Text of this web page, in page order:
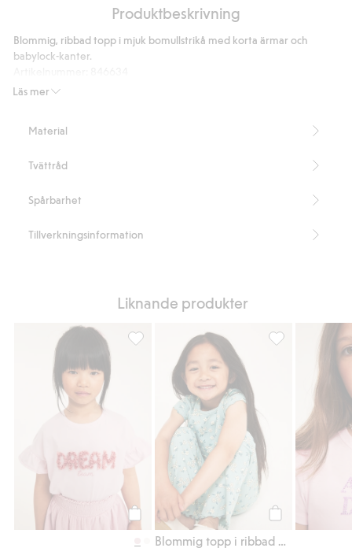
11
betyg
Produktbeskrivning
Läs mer
Blommig, ribbad topp i mjuk bomullstrikå med korta ärmar och
babylock-kanter.
Material
Tvättråd
Spårbarhet
Tillverkningsinformation
Liknande produkter
Köp
Topp med volang och applikation, Lägg
Blommig topp